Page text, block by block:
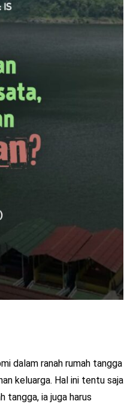
dalam ranah rumah tangga
keluarga. Hal ini tentu saja
tangga, ia juga harus